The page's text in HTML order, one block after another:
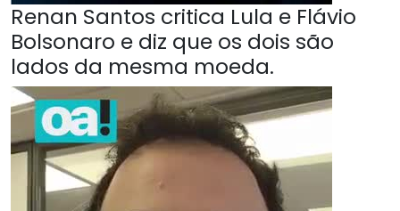
Renan Santos critica Lula e Flávio
Bolsonaro e diz que os dois são
lados da mesma moeda.